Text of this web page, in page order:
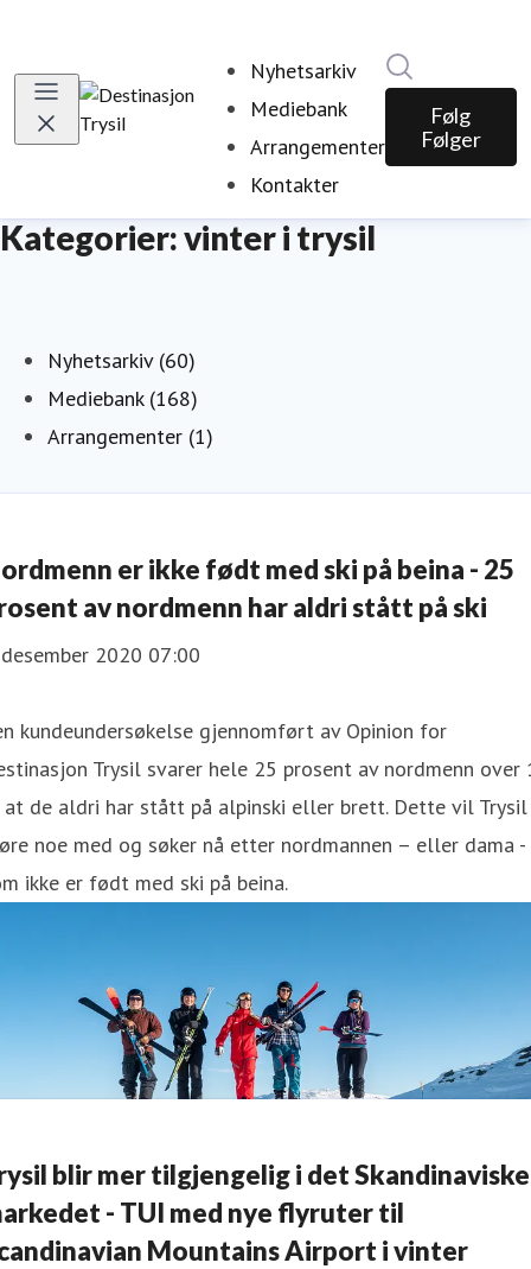
Nyhetsarkiv
Mediebank
Arrangementer
Kontakter
Følg
Følger
Kategorier: vinter i trysil
Nyhetsarkiv (60)
Mediebank (168)
Arrangementer (1)
er ikke født med ski på beina - 25
av nordmenn har aldri stått på ski
2020 07:00
kundeundersøkelse gjennomført av Opinion for
Trysil svarer hele 25 prosent av nordmenn over
at de aldri har stått på alpinski eller brett. Dette vil Trysil
noe med og søker nå etter nordmannen – eller dama -
ikke er født med ski på beina.
blir mer tilgjengelig i det Skandinaviske
- TUI med nye flyruter til
Mountains Airport i vinter